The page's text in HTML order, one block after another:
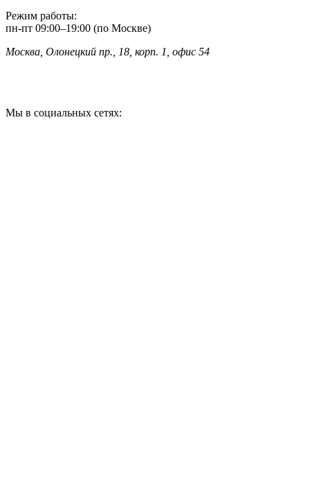
Режим работы:
пн-пт 09:00–19:00 (по Москве)
Москва, Олонецкий пр., 18, корп. 1, офис 54
Мы в социальных сетях: